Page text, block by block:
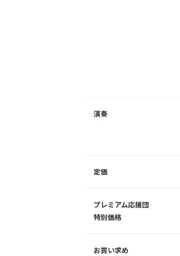
演奏
定価
プレミアム応援団
特別価格
お買い求め